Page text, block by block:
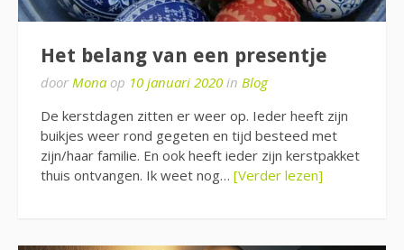
Het belang van een presentje
door Mona op 10 januari 2020 in Blog
De kerstdagen zitten er weer op. Ieder heeft zijn
buikjes weer rond gegeten en tijd besteed met
zijn/haar familie. En ook heeft ieder zijn kerstpakket
thuis ontvangen. Ik weet nog… [Verder lezen]